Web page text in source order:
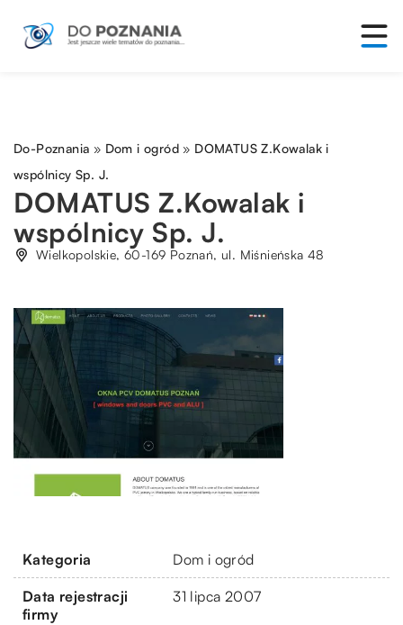
Do-Poznania » Dom i ogród » DOMATUS Z.Kowalak i
wspólnicy Sp. J.
DOMATUS Z.Kowalak i
wspólnicy Sp. J.
Wielkopolskie, 60-169 Poznań, ul. Miśnieńska 48
Kategoria Dom i ogród
Data rejestracji
firmy
31 lipca 2007